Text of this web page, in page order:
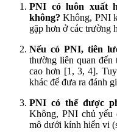
PNI có luôn xuất
không? Không, PNI
gặp hơn ở các trường
Nếu có PNI, tiên
thường liên quan
cao hơn [1, 3, 4].
khác để đưa ra đánh
PNI có thể được
Không, PNI chủ yếu
mô dưới kính hiển vi